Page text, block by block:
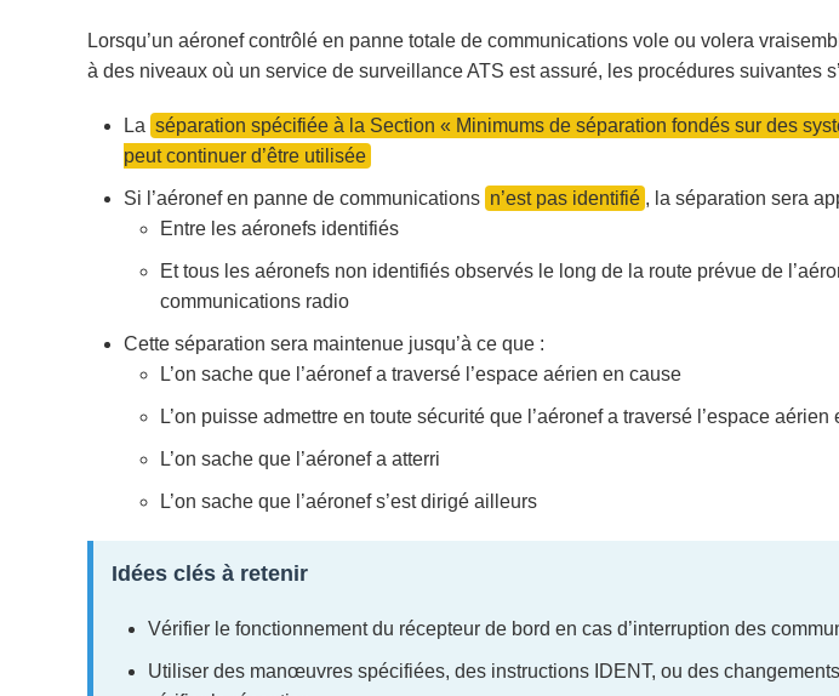
Lorsqu’un aéronef contrôlé en panne totale de communications vole ou volera
à des niveaux où un service de surveillance ATS est assuré, les procédures suivantes
La séparation spécifiée à la Section « Minimums de séparation fondés sur des
peut continuer d’être utilisée
Si l’aéronef en panne de communications n’est pas identifié , la séparation sera
Entre les aéronefs identifiés
Et tous les aéronefs non identifiés observés le long de la route prévue de
communications radio
Cette séparation sera maintenue jusqu’à ce que :
L’on sache que l’aéronef a traversé l’espace aérien en cause
L’on puisse admettre en toute sécurité que l’aéronef a traversé l’espace aérien
L’on sache que l’aéronef a atterri
L’on sache que l’aéronef s’est dirigé ailleurs
Idées clés à retenir
Vérifier le fonctionnement du récepteur de bord en cas d’interruption des
Utiliser des manœuvres spécifiées, des instructions IDENT, ou des